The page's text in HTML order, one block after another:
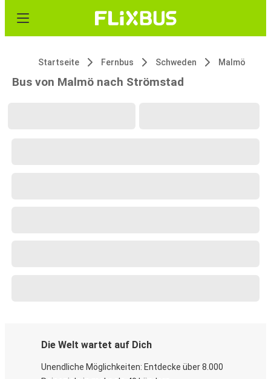
Startseite Fernbus Schweden Malmö
Bus von Malmö nach Strömstad
Die Welt wartet auf Dich
Unendliche Möglichkeiten: Entdecke über 8.000